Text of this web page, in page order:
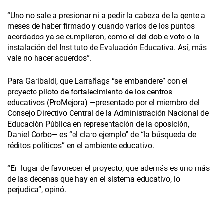
“Uno no sale a presionar ni a pedir la cabeza de la gente a
meses de haber firmado y cuando varios de los puntos
acordados ya se cumplieron, como el del doble voto o la
instalación del Instituto de Evaluación Educativa. Así, más
vale no hacer acuerdos”.
Para Garibaldi, que Larrañaga “se embandere” con el
proyecto piloto de fortalecimiento de los centros
educativos (ProMejora) —presentado por el miembro del
Consejo Directivo Central de la Administración Nacional de
Educación Pública en representación de la oposición,
Daniel Corbo— es “el claro ejemplo” de “la búsqueda de
réditos políticos” en el ambiente educativo.
“En lugar de favorecer el proyecto, que además es uno más
de las decenas que hay en el sistema educativo, lo
perjudica”, opinó.